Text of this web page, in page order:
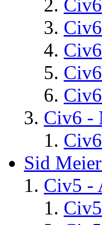
Civ6 -
Sid
Civ5 -